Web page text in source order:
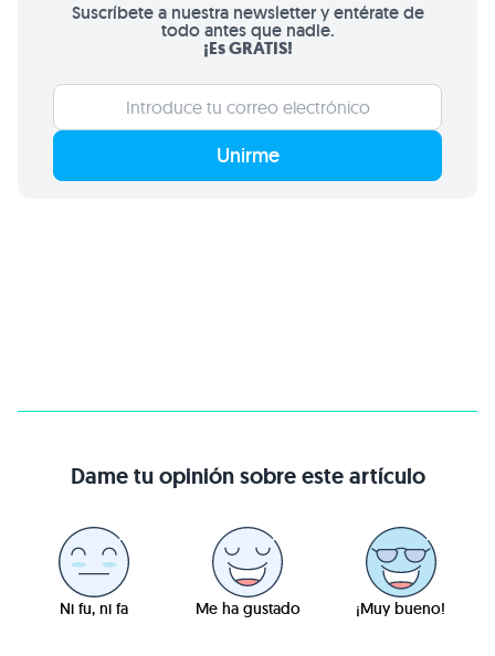
Suscríbete a nuestra newsletter y entérate de
todo antes que nadie.
¡Es GRATIS!
Unirme
Dame tu opinión sobre este artículo
Ni fu, ni fa Me ha gustado ¡Muy bueno!